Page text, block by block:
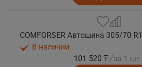
В наличии
101 520 ₸ /за 1 шт.